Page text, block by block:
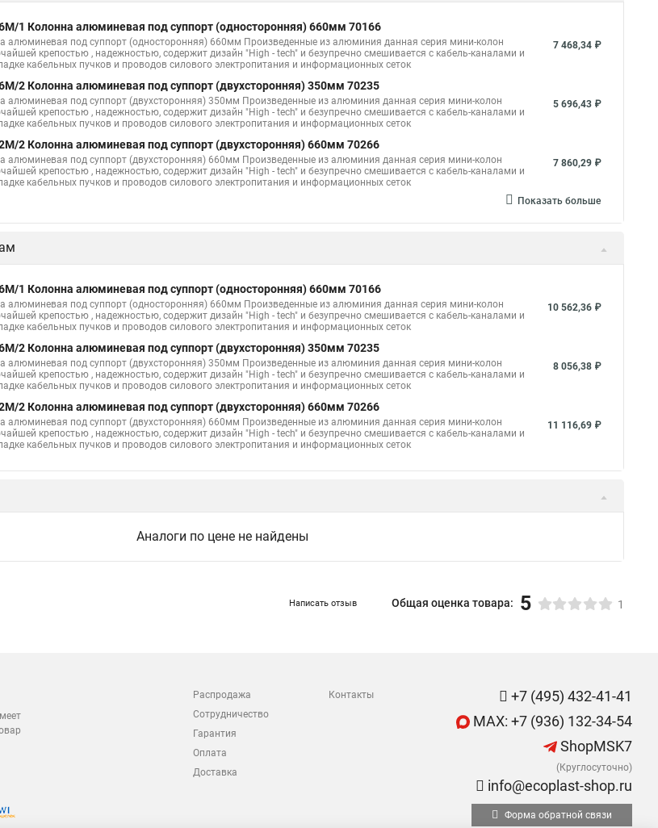
1 Колонна алюминевая под суппорт (односторонняя) 660мм 70166
алюминевая под суппорт (односторонняя) 660мм Произведенные из алюминия данная серия мини-колон
крепостью , надежностью, содержит дизайн "High - tech" и безупречно смешивается с кабель-каналами и
кабельных пучков и проводов силового электропитания и информационных сеток
7 468,34 ₽
2 Колонна алюминевая под суппорт (двухсторонняя) 350мм 70235
алюминевая под суппорт (двухсторонняя) 350мм Произведенные из алюминия данная серия мини-колон
крепостью , надежностью, содержит дизайн "High - tech" и безупречно смешивается с кабель-каналами и
кабельных пучков и проводов силового электропитания и информационных сеток
5 696,43 ₽
2 Колонна алюминевая под суппорт (двухсторонняя) 660мм 70266
алюминевая под суппорт (двухсторонняя) 660мм Произведенные из алюминия данная серия мини-колон
крепостью , надежностью, содержит дизайн "High - tech" и безупречно смешивается с кабель-каналами и
кабельных пучков и проводов силового электропитания и информационных сеток
7 860,29 ₽
Показать больше
1 Колонна алюминевая под суппорт (односторонняя) 660мм 70166
алюминевая под суппорт (односторонняя) 660мм Произведенные из алюминия данная серия мини-колон
крепостью , надежностью, содержит дизайн "High - tech" и безупречно смешивается с кабель-каналами и
кабельных пучков и проводов силового электропитания и информационных сеток
10 562,36 ₽
2 Колонна алюминевая под суппорт (двухсторонняя) 350мм 70235
алюминевая под суппорт (двухсторонняя) 350мм Произведенные из алюминия данная серия мини-колон
крепостью , надежностью, содержит дизайн "High - tech" и безупречно смешивается с кабель-каналами и
кабельных пучков и проводов силового электропитания и информационных сеток
8 056,38 ₽
2 Колонна алюминевая под суппорт (двухсторонняя) 660мм 70266
алюминевая под суппорт (двухсторонняя) 660мм Произведенные из алюминия данная серия мини-колон
крепостью , надежностью, содержит дизайн "High - tech" и безупречно смешивается с кабель-каналами и
кабельных пучков и проводов силового электропитания и информационных сеток
11 116,69 ₽
Аналоги по цене не найдены
Написать отзыв Общая оценка товара: 5 1
Распродажа
Сотрудничество
Гарантия
Оплата
Доставка
Контакты
+7 (495) 432-41-41
MAX: +7 (936) 132-34-54
ShopMSK7
(Круглосуточно)
info@ecoplast-shop.ru
Форма обратной связи